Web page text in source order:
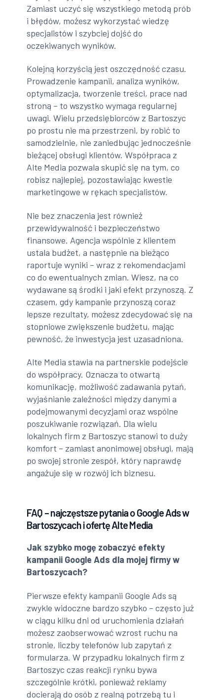
Zamiast uczyć się wszystkiego metodą prób
i błędów, możesz wykorzystać wiedzę
specjalistów i szybciej dojść do
oczekiwanych wyników.
Kolejną korzyścią jest oszczędność czasu.
Prowadzenie kampanii, analiza wyników,
optymalizacja, tworzenie treści, prace nad
stroną – to wszystko wymaga regularnej
uwagi. Wielu przedsiębiorców z Bartoszyc
po prostu nie ma przestrzeni, by robić to
samodzielnie, nie zaniedbując jednocześnie
bieżącej obsługi klientów. Współpraca z
Alte Media pozwala skupić się na tym, co
robisz najlepiej, pozostawiając kwestie
marketingowe w rękach specjalistów.
Nie bez znaczenia jest również
przewidywalność i bezpieczeństwo
finansowe. Agencja wspólnie z klientem
ustala budżet, a następnie na bieżąco
raportuje wyniki – wraz z rekomendacjami
co do ewentualnych zmian. Wiesz, na co
wydawane są środki i jaki efekt przynoszą. Z
czasem, gdy kampanie przynoszą coraz
lepsze rezultaty, możesz zdecydować się na
stopniowe zwiększenie budżetu, mając
pewność, że inwestycja jest uzasadniona.
Alte Media stawia na partnerskie podejście
do współpracy. Oznacza to otwartą
komunikację, możliwość zadawania pytań,
wyjaśnianie zależności między danymi a
podejmowanymi decyzjami oraz wspólne
poszukiwanie rozwiązań. Dla wielu
lokalnych firm z Bartoszyc stanowi to duży
komfort – zamiast anonimowej obsługi, mają
po swojej stronie zespół, który naprawdę
angażuje się w rozwój ich biznesu.
FAQ – najczęstsze pytania o Google Ads w
Bartoszycach i ofertę Alte Media
Jak szybko mogę zobaczyć efekty
kampanii Google Ads dla mojej firmy w
Bartoszycach?
Pierwsze efekty kampanii Google Ads są
zwykle widoczne bardzo szybko – często już
w ciągu kilku dni od uruchomienia działań
możesz zaobserwować wzrost ruchu na
stronie, liczby telefonów lub zapytań z
formularza. W przypadku lokalnych firm z
Bartoszyc czas reakcji rynku bywa
szczególnie krótki, ponieważ reklamy
docierają do osób z realną potrzebą tu i